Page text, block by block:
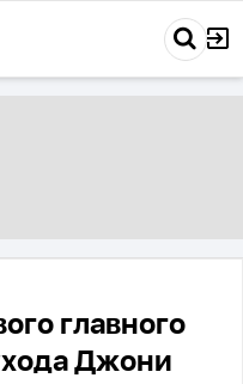
главного
Джони